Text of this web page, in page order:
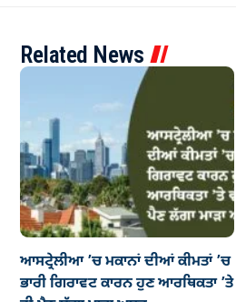
Related News
ਆਸਟ੍ਰੇਲੀਆ ’ਚ ਮਕਾਨਾਂ ਦੀਆਂ ਕੀਮਤਾਂ ’ਚ
ਭਾਰੀ ਗਿਰਾਵਟ ਕਾਰਨ ਹੁਣ ਆਰਥਿਕਤਾ ’ਤੇ